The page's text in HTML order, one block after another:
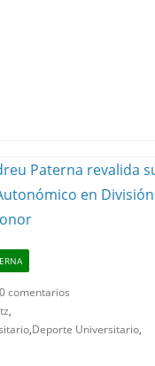
0 comentarios
,
,Deporte Universitario,